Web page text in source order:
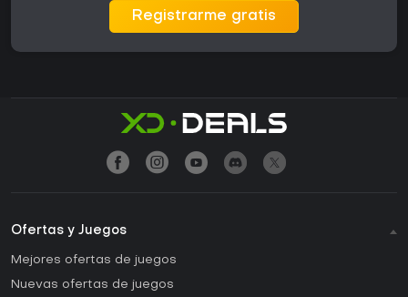
Registrarme gratis
Ofertas y Juegos
Mejores ofertas de juegos
Nuevas ofertas de juegos